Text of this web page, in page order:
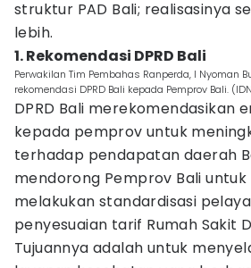
struktur PAD Bali; realisasinya
lebih.
1. Rekomendasi DPRD Bali
Perwakilan Tim Pembahas Ranperda, I Nyoman
rekomendasi DPRD Bali kepada Pemprov Bali.
DPRD Bali merekomendasikan
kepada pemprov untuk
terhadap pendapatan daerah
mendorong Pemprov Bali
melakukan standardisasi
penyesuaian tarif Rumah Sakit
Tujuannya adalah untuk